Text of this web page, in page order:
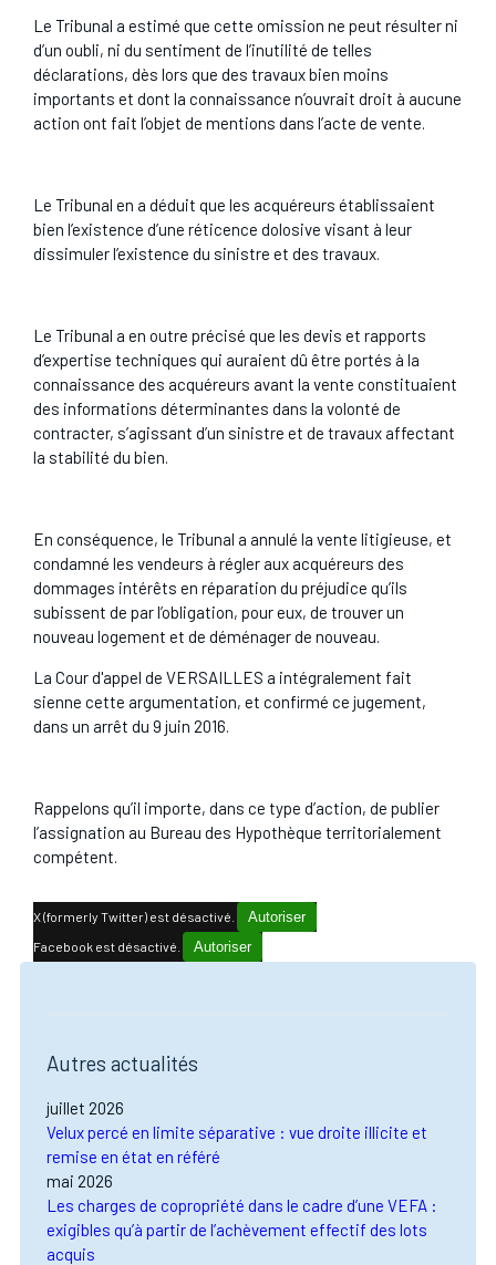
Le Tribunal a estimé que cette omission ne peut résulter ni
d’un oubli, ni du sentiment de l’inutilité de telles
déclarations, dès lors que des travaux bien moins
importants et dont la connaissance n’ouvrait droit à aucune
action ont fait l’objet de mentions dans l’acte de vente.
Le Tribunal en a déduit que les acquéreurs établissaient
bien l’existence d’une réticence dolosive visant à leur
dissimuler l’existence du sinistre et des travaux.
Le Tribunal a en outre précisé que les devis et rapports
d’expertise techniques qui auraient dû être portés à la
connaissance des acquéreurs avant la vente constituaient
des informations déterminantes dans la volonté de
contracter, s’agissant d’un sinistre et de travaux affectant
la stabilité du bien.
En conséquence, le Tribunal a annulé la vente litigieuse, et
condamné les vendeurs à régler aux acquéreurs des
dommages intérêts en réparation du préjudice qu’ils
subissent de par l’obligation, pour eux, de trouver un
nouveau logement et de déménager de nouveau.
La Cour d'appel de VERSAILLES a intégralement fait
sienne cette argumentation, et confirmé ce jugement,
dans un arrêt du 9 juin 2016.
Rappelons qu’il importe, dans ce type d’action, de publier
l’assignation au Bureau des Hypothèque territorialement
compétent.
X (formerly Twitter) est désactivé. Autoriser
Facebook est désactivé. Autoriser
Autres actualités
juillet 2026
Velux percé en limite séparative : vue droite illicite et
remise en état en référé
mai 2026
Les charges de copropriété dans le cadre d’une VEFA :
exigibles qu’à partir de l’achèvement effectif des lots
acquis